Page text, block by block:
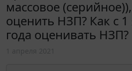
массовое
оценить НЗП? Как с 1
года оценивать НЗП?